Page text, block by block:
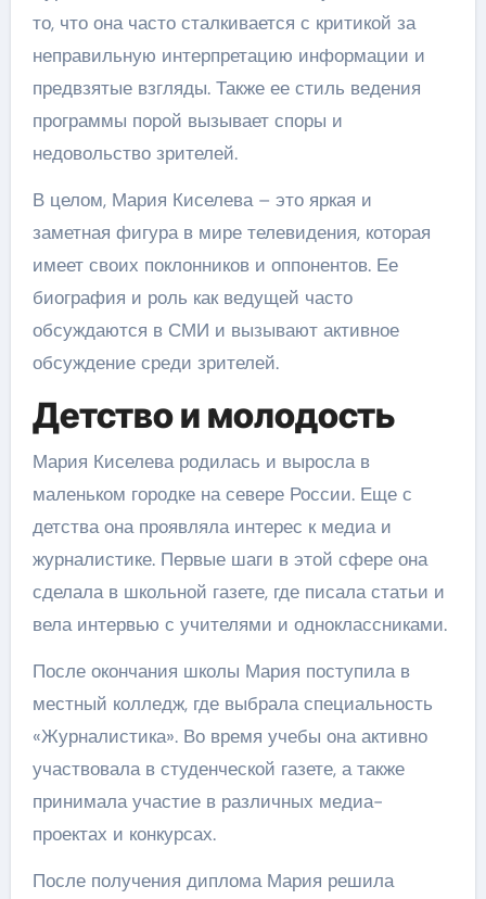
то, что она часто сталкивается с критикой за
неправильную интерпретацию информации и
предвзятые взгляды. Также ее стиль ведения
программы порой вызывает споры и
недовольство зрителей.
В целом, Мария Киселева – это яркая и
заметная фигура в мире телевидения, которая
имеет своих поклонников и оппонентов. Ее
биография и роль как ведущей часто
обсуждаются в СМИ и вызывают активное
обсуждение среди зрителей.
Детство и молодость
Мария Киселева родилась и выросла в
маленьком городке на севере России. Еще с
детства она проявляла интерес к медиа и
журналистике. Первые шаги в этой сфере она
сделала в школьной газете, где писала статьи и
вела интервью с учителями и одноклассниками.
После окончания школы Мария поступила в
местный колледж, где выбрала специальность
«Журналистика». Во время учебы она активно
участвовала в студенческой газете, а также
принимала участие в различных медиа-
проектах и конкурсах.
После получения диплома Мария решила